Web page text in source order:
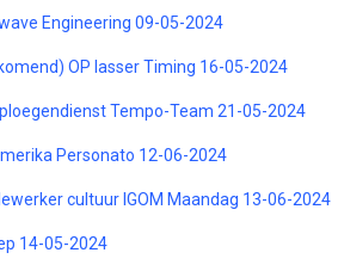
Engineering 09-05-2024
OP lasser Timing 16-05-2024
Tempo-Team 21-05-2024
Personato 12-06-2024
cultuur IGOM Maandag 13-06-2024
14-05-2024